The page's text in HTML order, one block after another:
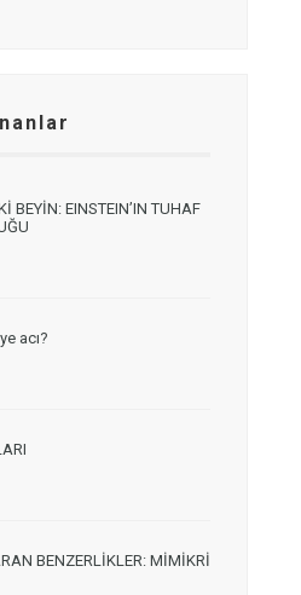
BEYİN: EINSTEIN’IN TUHAF
acı?
BENZERLİKLER: MİMİKRİ